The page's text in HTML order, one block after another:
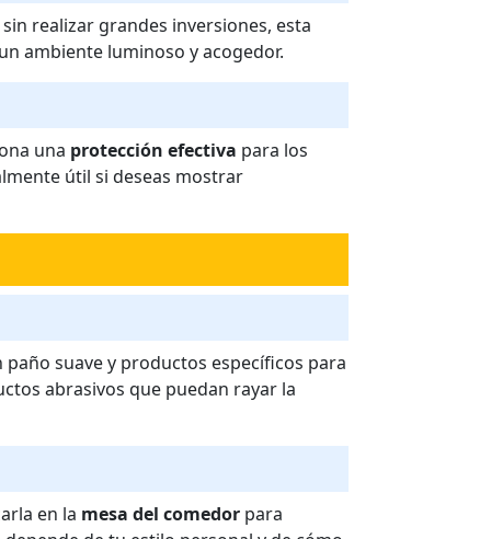
realizar grandes inversiones, esta
ambiente luminoso y acogedor.
una protección efectiva para los
útil si deseas mostrar
suave y productos específicos para
abrasivos que puedan rayar la
en la mesa del comedor para